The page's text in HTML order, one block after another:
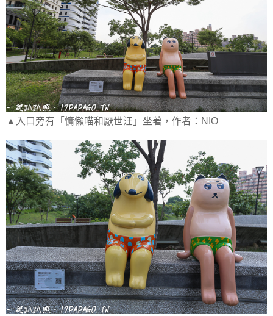
▲入口旁有「慵懶喵和厭世汪」坐著，作者：NIO